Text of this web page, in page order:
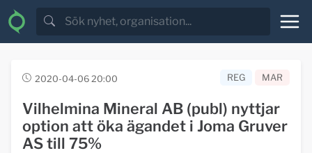
2020-04-06 20:00 REG MAR
Vilhelmina Mineral AB (publ) nyttjar
option att öka ägandet i Joma Gruver
AS till 75%